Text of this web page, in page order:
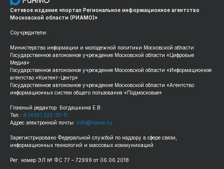
Сетевое издание «портал Региональное информационное агентство
Московской области (РИАМО)»
Соучредители:
Министерство информации и молодежной политики Московской области
Государственное автономное учреждение Московской области «Цифровые
Медиа»
Государственное автономное учреждение Московской области «Информационное
агентство «Контент-Центр»
Государственное автономное учреждение Московской области «Агентство
информационных систем общего пользования «Подмосковье»
Главный редактор: Богдашкина Е.В.
Тел.: 8 (495) 223-35-11
Адрес электронной почты: info@riamo.ru
Зарегистрировано Федеральной службой по надзору в сфере связи,
информационных технологий и массовых коммуникаций
Рег. номер ЭЛ № ФС 77 – 72999 от 06.06.2018